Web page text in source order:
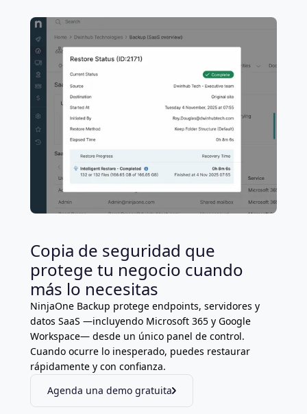
Copia de seguridad que
protege tu negocio cuando
más lo necesitas
NinjaOne Backup protege endpoints, servidores y
datos SaaS —incluyendo Microsoft 365 y Google
Workspace— desde un único panel de control.
Cuando ocurre lo inesperado, puedes restaurar
rápidamente y con confianza.
Agenda una demo gratuita